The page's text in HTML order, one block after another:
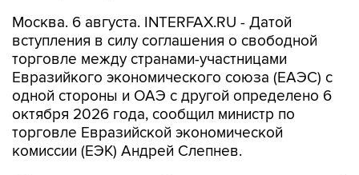
Москва. 6 августа. INTERFAX.RU - Датой
вступления в силу соглашения о свободной
торговле между странами-участницами
Евразийкого экономического союза (ЕАЭС) с
одной стороны и ОАЭ с другой определено 6
октября 2026 года, сообщил министр по
торговле Евразийской экономической
комиссии (ЕЭК) Андрей Слепнев.